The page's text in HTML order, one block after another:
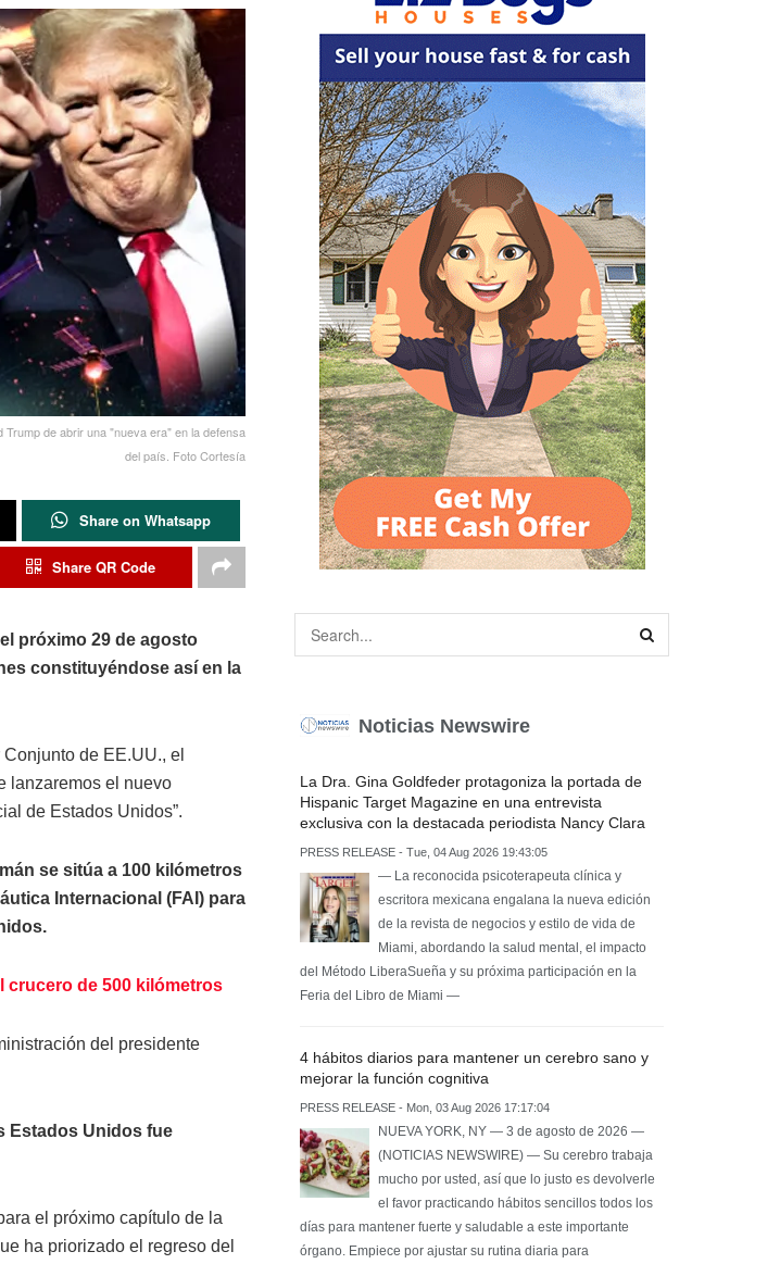
de abrir una "nueva era" en la defensa
del país. Foto Cortesía
Share on Whatsapp
Share QR Code
próximo 29 de agosto
constituyéndose así en la
de EE.UU., el
lanzaremos el nuevo
de Estados Unidos”.
se sitúa a 100 kilómetros
Internacional (FAI) para
crucero de 500 kilómetros
del presidente
Estados Unidos fue
el próximo capítulo de la
ha priorizado el regreso del
Noticias Newswire
La Dra. Gina Goldfeder protagoniza la portada de
Hispanic Target Magazine en una entrevista
exclusiva con la destacada periodista Nancy Clara
PRESS RELEASE - Tue, 04 Aug 2026 19:43:05
— La reconocida psicoterapeuta clínica y
escritora mexicana engalana la nueva edición
de la revista de negocios y estilo de vida de
Miami, abordando la salud mental, el impacto
del Método LiberaSueña y su próxima participación en la
Feria del Libro de Miami —
4 hábitos diarios para mantener un cerebro sano y
mejorar la función cognitiva
PRESS RELEASE - Mon, 03 Aug 2026 17:17:04
NUEVA YORK, NY — 3 de agosto de 2026 —
(NOTICIAS NEWSWIRE) — Su cerebro trabaja
mucho por usted, así que lo justo es devolverle
el favor practicando hábitos sencillos todos los
días para mantener fuerte y saludable a este importante
órgano. Empiece por ajustar su rutina diaria para